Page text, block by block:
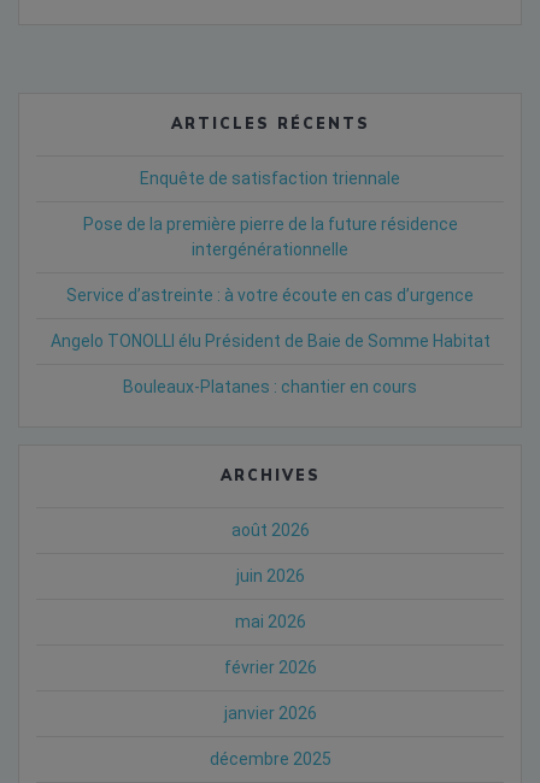
ARTICLES RÉCENTS
Enquête de satisfaction triennale
Pose de la première pierre de la future résidence
intergénérationnelle
Service d’astreinte : à votre écoute en cas d’urgence
Angelo TONOLLI élu Président de Baie de Somme Habitat
Bouleaux-Platanes : chantier en cours
ARCHIVES
août 2026
juin 2026
mai 2026
février 2026
janvier 2026
décembre 2025